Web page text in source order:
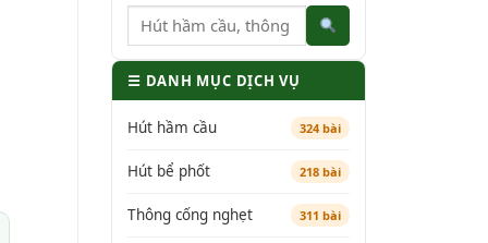
☰ DANH MỤC DỊCH VỤ
Hút hầm cầu 324 bài
Hút bể phốt 218 bài
Thông cống nghẹt 311 bài